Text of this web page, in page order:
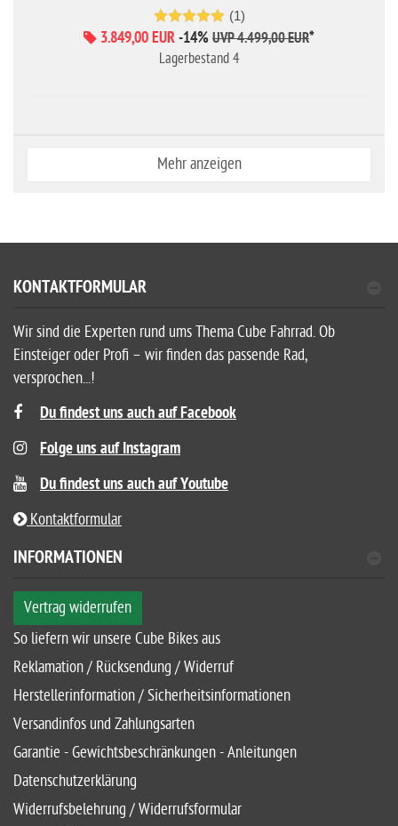
(1)
3.849,00 EUR-14% UVP 4.499,00 EUR*
Lagerbestand 4
Mehr anzeigen
KONTAKTFORMULAR
Wir sind die Experten rund ums Thema Cube Fahrrad. Ob
Einsteiger oder Profi – wir finden das passende Rad,
versprochen...!
Du findest uns auch auf Facebook
Folge uns auf Instagram
Du findest uns auch auf Youtube
Kontaktformular
INFORMATIONEN
Vertrag widerrufen
So liefern wir unsere Cube Bikes aus
Reklamation / Rücksendung / Widerruf
Herstellerinformation / Sicherheitsinformationen
Versandinfos und Zahlungsarten
Garantie - Gewichtsbeschränkungen - Anleitungen
Datenschutzerklärung
Widerrufsbelehrung / Widerrufsformular